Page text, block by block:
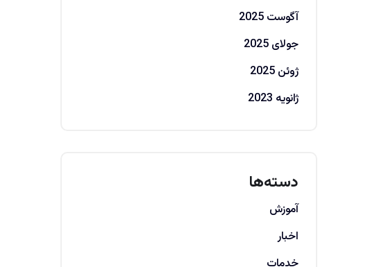
آگوست 2025
جولای 2025
ژوئن 2025
ژانویه 2023
دسته‌ها
آموزش
اخبار